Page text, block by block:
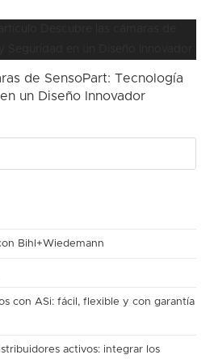
de SensoPart: Tecnología
un Diseño Innovador
Bihl+Wiedemann
con ASi: fácil, flexible y con garantía
activos: integrar los